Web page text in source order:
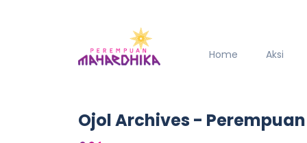
Home Aksi
Ojol Archives -